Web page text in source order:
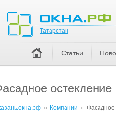
остекление
» Компании » Фасадное
Татарстан
Статьи